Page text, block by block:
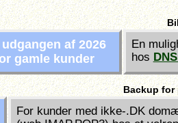
af 2026
gamle kunder
En
hos
Backup for
For kunder med ikke-.DK